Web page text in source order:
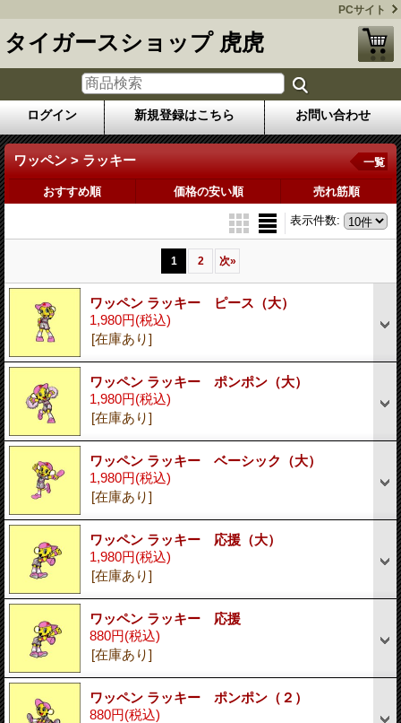
PCサイト
タイガースショップ 虎虎
ログイン 新規登録はこちら お問い合わせ
ワッペン > ラッキー 一覧
おすすめ順 価格の安い順 売れ筋順
表示件数:
1 2 次»
ワッペン ラッキー ピース（大）
1,980円(税込)
[在庫あり]
ワッペン ラッキー ポンポン（大）
1,980円(税込)
[在庫あり]
ワッペン ラッキー ベーシック（大）
1,980円(税込)
[在庫あり]
ワッペン ラッキー 応援（大）
1,980円(税込)
[在庫あり]
ワッペン ラッキー 応援
880円(税込)
[在庫あり]
ワッペン ラッキー ポンポン（２）
880円(税込)